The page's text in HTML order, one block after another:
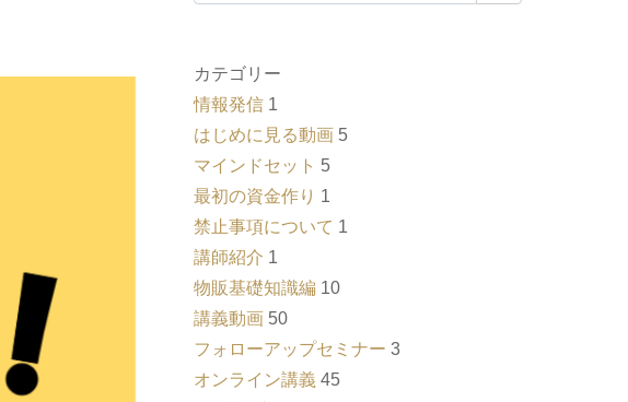
カテゴリー
情報発信 1
はじめに見る動画 5
マインドセット 5
最初の資金作り 1
禁止事項について 1
講師紹介 1
物販基礎知識編 10
講義動画 50
フォローアップセミナー 3
オンライン講義 45